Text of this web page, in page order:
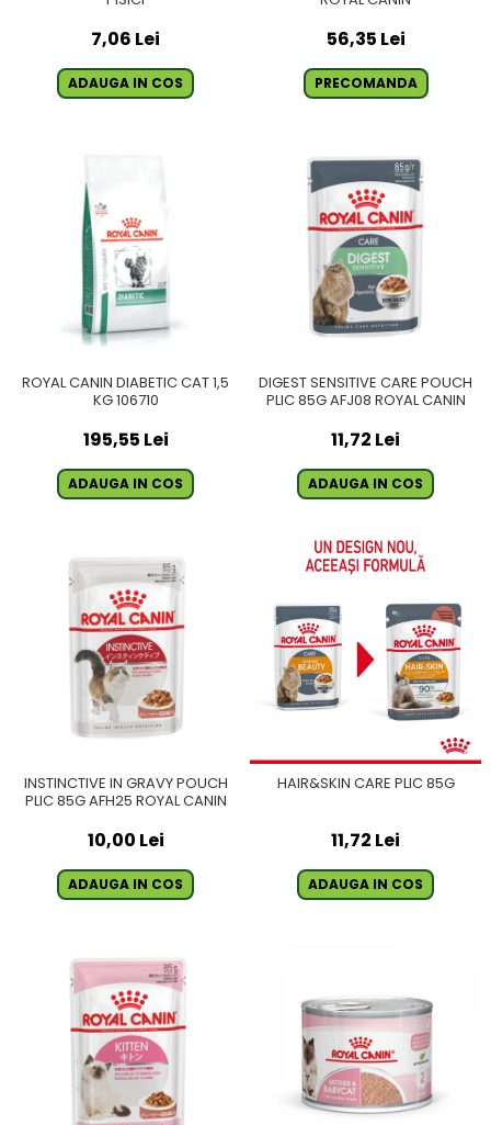
7,06 Lei
ADAUGA IN COS
56,35 Lei
PRECOMANDA
ROYAL CANIN DIABETIC CAT 1,5
KG 106710
195,55 Lei
ADAUGA IN COS
DIGEST SENSITIVE CARE POUCH
PLIC 85G AFJ08 ROYAL CANIN
11,72 Lei
ADAUGA IN COS
INSTINCTIVE IN GRAVY POUCH
PLIC 85G AFH25 ROYAL CANIN
10,00 Lei
ADAUGA IN COS
HAIR&SKIN CARE PLIC 85G
11,72 Lei
ADAUGA IN COS